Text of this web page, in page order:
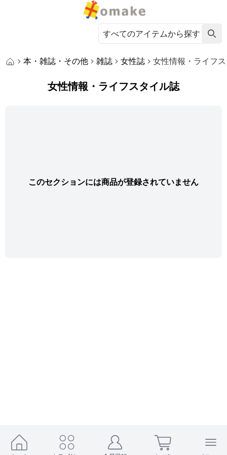
本・雑誌・その他 雑誌 女性誌 女性情報・ライフ
女性情報・ライフスタイル誌
このセクションには商品が登録されていません